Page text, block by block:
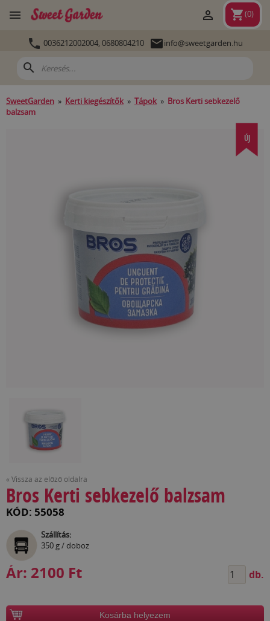
 shopping_cart(0)

 0036212002004, 0680804210 info@sweetgarden.hu
search
SweetGarden » Kerti kiegészítők » Tápok » Bros Kerti sebkezelő
balzsam
ÚJ
« Vissza az előző oldalra
Bros Kerti sebkezelő balzsam
KÓD: 55058
Szállítás:
350 g / doboz
Ár: 2100 Ft db.
Kosárba helyezem